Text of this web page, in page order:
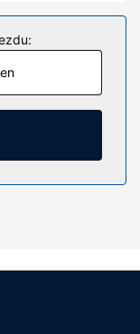
patří kuchyně,
Spojen¡ se
Další
a stropní
a